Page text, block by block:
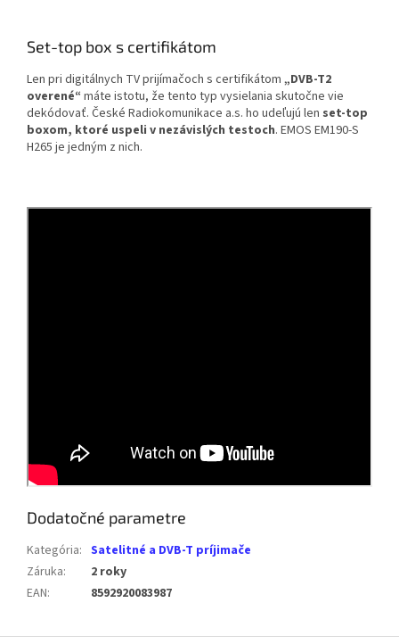
Set-top box s certifikátom
Len pri digitálnych TV prijímačoch s certifikátom „DVB-T2
overené“ máte istotu, že tento typ vysielania skutočne vie
dekódovať. České Radiokomunikace a.s. ho udeľujú len set-top
boxom, ktoré uspeli v nezávislých testoch. EMOS EM190-S
H265 je jedným z nich.
Dodatočné parametre
Kategória: Satelitné a DVB-T príjimače
Záruka:
2 roky
EAN: 8592920083987